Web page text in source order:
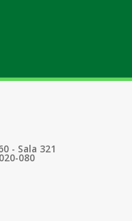
- Sala 321
080